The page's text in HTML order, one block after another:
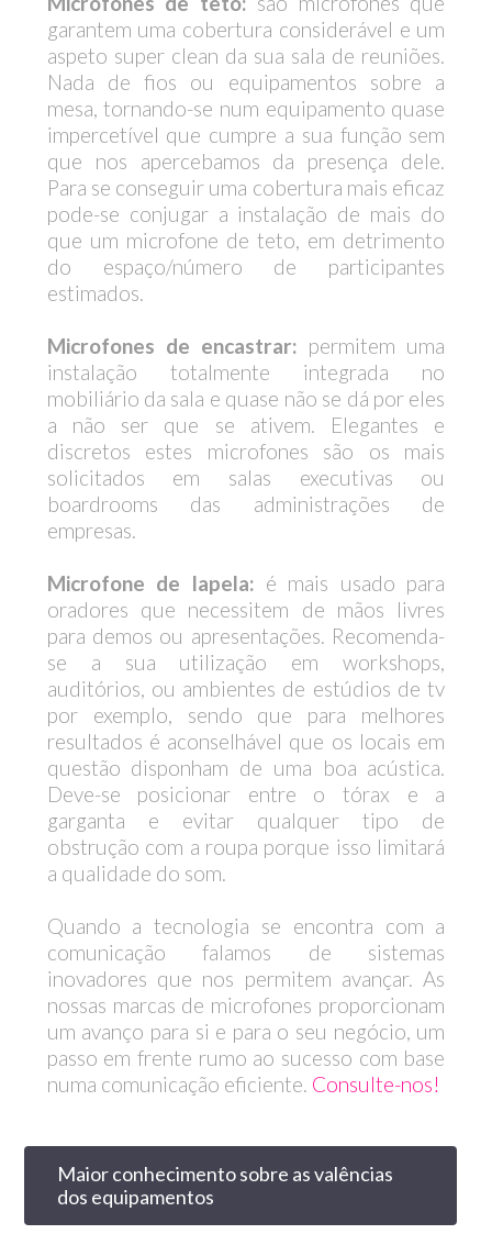
garantem uma cobertura considerável e um
aspeto super clean da sua sala de reuniões.
Nada de fios ou equipamentos sobre a
mesa, tornando-se num equipamento quase
impercetível que cumpre a sua função sem
que nos apercebamos da presença dele.
Para se conseguir uma cobertura mais eficaz
pode-se conjugar a instalação de mais do
que um microfone de teto, em detrimento
do espaço/número de participantes
estimados.
Microfones de encastrar: permitem uma
instalação totalmente integrada no
mobiliário da sala e quase não se dá por eles
a não ser que se ativem. Elegantes e
discretos estes microfones são os mais
solicitados em salas executivas ou
boardrooms das administrações de
empresas.
Microfone de lapela: é mais usado para
oradores que necessitem de mãos livres
para demos ou apresentações. Recomenda-
se a sua utilização em workshops,
auditórios, ou ambientes de estúdios de tv
por exemplo, sendo que para melhores
resultados é aconselhável que os locais em
questão disponham de uma boa acústica.
Deve-se posicionar entre o tórax e a
garganta e evitar qualquer tipo de
obstrução com a roupa porque isso limitará
a qualidade do som.
Quando a tecnologia se encontra com a
comunicação falamos de sistemas
inovadores que nos permitem avançar. As
nossas marcas de microfones proporcionam
um avanço para si e para o seu negócio, um
passo em frente rumo ao sucesso com base
numa comunicação eficiente. Consulte-nos!
Maior conhecimento sobre as valências
dos equipamentos